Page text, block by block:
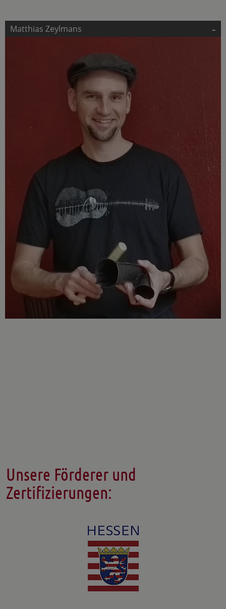
Matthias Zeylmans -
Unsere Förderer und
Zertifizierungen: